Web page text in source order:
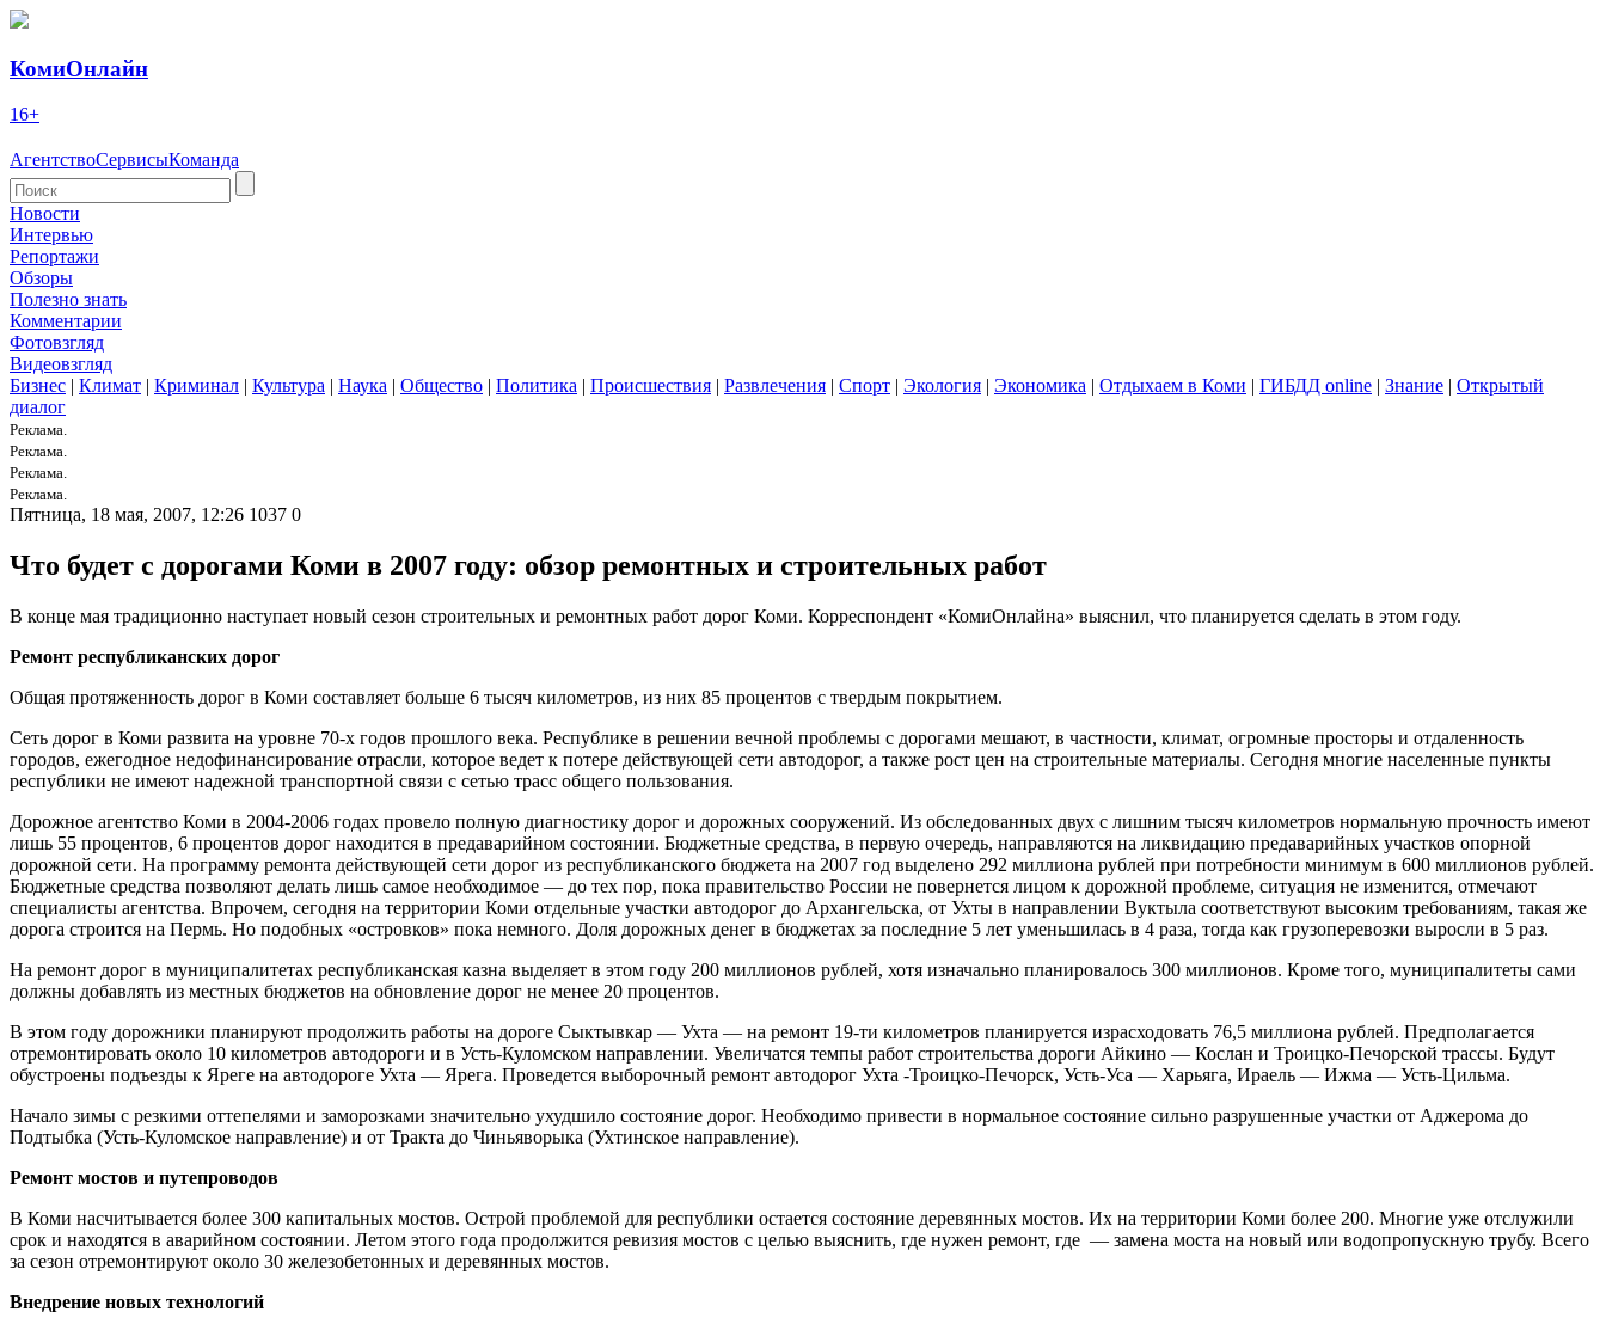
КомиОнлайн
16+
АгентствоСервисыКоманда
Новости
Интервью
Репортажи
Обзоры
Полезно знать
Комментарии
Фотовзгляд
Видеовзгляд
Бизнес | Климат | Криминал | Культура | Наука | Общество | Политика | Происшествия | Развлечения | Спорт | Экология | Экономика | Отдыхаем в Коми | ГИБДД online | Знание | Открытый
диалог
Реклама.
Реклама.
Реклама.
Реклама.
Пятница, 18 мая, 2007, 12:26 1037 0
Что будет с дорогами Коми в 2007 году: обзор ремонтных и строительных работ
В конце мая традиционно наступает новый сезон строительных и ремонтных работ дорог Коми. Корреспондент «КомиОнлайна» выяснил, что планируется сделать в этом году.
Ремонт республиканских дорог
Общая протяженность дорог в Коми составляет больше 6 тысяч километров, из них 85 процентов с твердым покрытием.
Сеть дорог в Коми развита на уровне 70-х годов прошлого века. Республике в решении вечной проблемы с дорогами мешают, в частности, климат, огромные просторы и отдаленность
городов, ежегодное недофинансирование отрасли, которое ведет к потере действующей сети автодорог, а также рост цен на строительные материалы. Сегодня многие населенные пункты
республики не имеют надежной транспортной связи с сетью трасс общего пользования.
Дорожное агентство Коми в 2004-2006 годах провело полную диагностику дорог и дорожных сооружений. Из обследованных двух с лишним тысяч километров нормальную прочность имеют
лишь 55 процентов, 6 процентов дорог находится в предаварийном состоянии. Бюджетные средства, в первую очередь, направляются на ликвидацию предаварийных участков опорной
дорожной сети. На программу ремонта действующей сети дорог из республиканского бюджета на 2007 год выделено 292 миллиона рублей при потребности минимум в 600 миллионов рублей.
Бюджетные средства позволяют делать лишь самое необходимое — до тех пор, пока правительство России не повернется лицом к дорожной проблеме, ситуация не изменится, отмечают
специалисты агентства. Впрочем, сегодня на территории Коми отдельные участки автодорог до Архангельска, от Ухты в направлении Вуктыла соответствуют высоким требованиям, такая же
дорога строится на Пермь. Но подобных «островков» пока немного. Доля дорожных денег в бюджетах за последние 5 лет уменьшилась в 4 раза, тогда как грузоперевозки выросли в 5 раз.
На ремонт дорог в муниципалитетах республиканская казна выделяет в этом году 200 миллионов рублей, хотя изначально планировалось 300 миллионов. Кроме того, муниципалитеты сами
должны добавлять из местных бюджетов на обновление дорог не менее 20 процентов.
В этом году дорожники планируют продолжить работы на дороге Сыктывкар — Ухта — на ремонт 19-ти километров планируется израсходовать 76,5 миллиона рублей. Предполагается
отремонтировать около 10 километров автодороги и в Усть-Куломском направлении. Увеличатся темпы работ строительства дороги Айкино — Кослан и Троицко-Печорской трассы. Будут
обустроены подъезды к Яреге на автодороге Ухта — Ярега. Проведется выборочный ремонт автодорог Ухта -Троицко-Печорск, Усть-Уса — Харьяга, Ираель — Ижма — Усть-Цильма.
Начало зимы с резкими оттепелями и заморозками значительно ухудшило состояние дорог. Необходимо привести в нормальное состояние сильно разрушенные участки от Аджерома до
Подтыбка (Усть-Куломское направление) и от Тракта до Чиньяворыка (Ухтинское направление).
Ремонт мостов и путепроводов
В Коми насчитывается более 300 капитальных мостов. Острой проблемой для республики остается состояние деревянных мостов. Их на территории Коми более 200. Многие уже отслужили
срок и находятся в аварийном состоянии. Летом этого года продолжится ревизия мостов с целью выяснить, где нужен ремонт, где — замена моста на новый или водопропускную трубу. Всего
за сезон отремонтируют около 30 железобетонных и деревянных мостов.
Внедрение новых технологий